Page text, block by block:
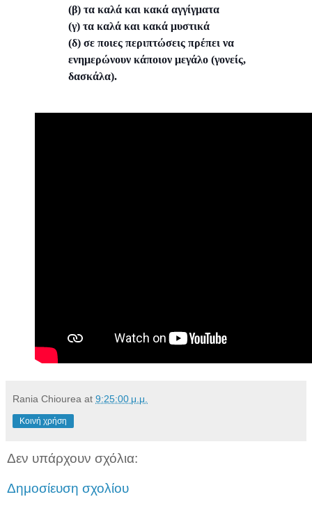
(β) τα καλά και κακά αγγίγματα
(γ) τα καλά και κακά μυστικά
(δ) σε ποιες περιπτώσεις πρέπει να
ενημερώνουν κάποιον μεγάλο (γονείς,
δασκάλα).
Rania Chiourea at 9:25:00 μ.μ.
Κοινή χρήση
Δεν υπάρχουν σχόλια:
Δημοσίευση σχολίου